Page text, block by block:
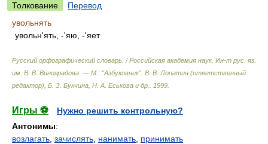
Толкование
Перевод
увольнять
увольн'ять, -'яю, -'яет
Русский орфографический словарь. / Российская академия наук. Ин-т рус. яз.
им. В. В. Виноградова. — М.: "Азбуковник". В. В. Лопатин (ответственный
редактор), Б. З. Букчина, Н. А. Еськова и др.
1999
Игры ⚽
Нужно решить контрольную?
Антонимы:
возлагать зачислять нанимать принимать